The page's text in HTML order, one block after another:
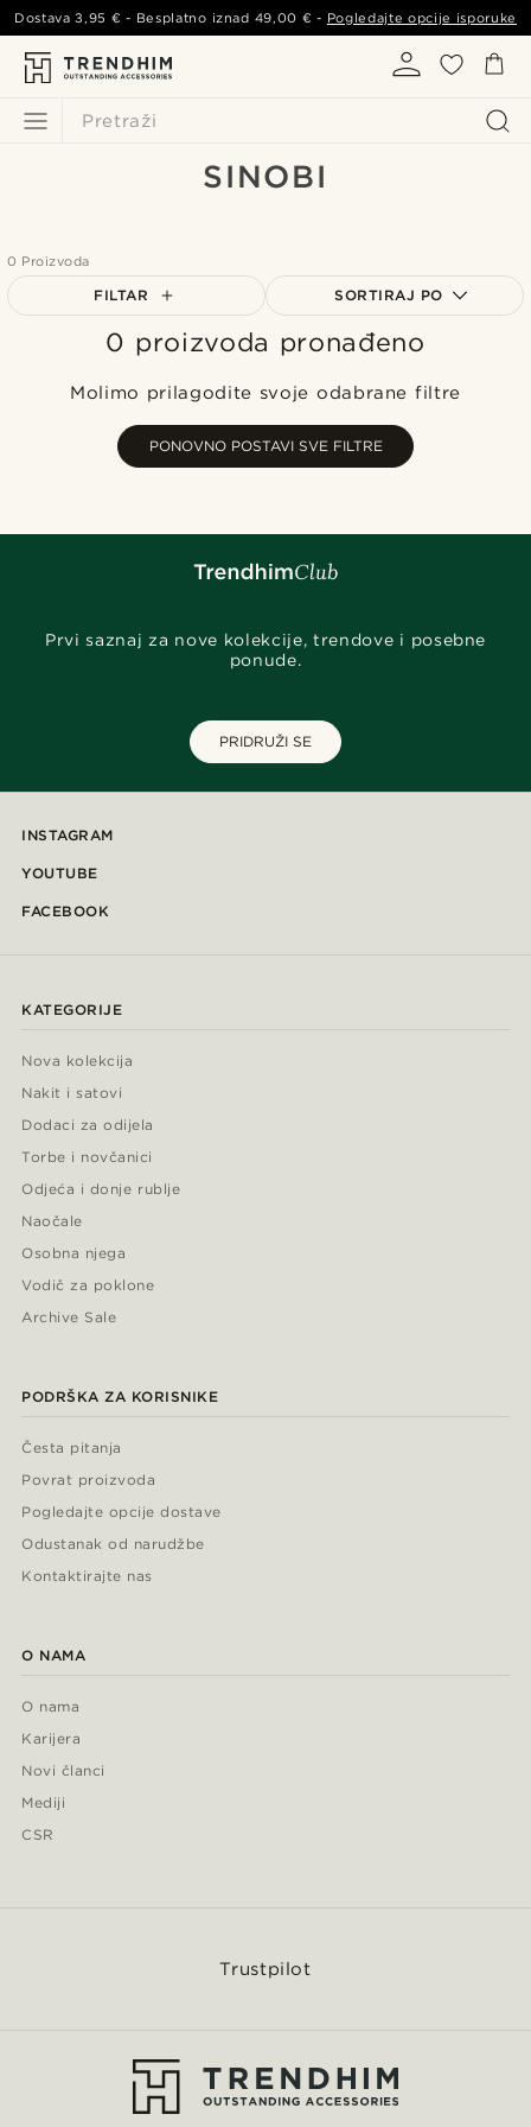
Pretraži
Dostava3,95 € - Besplatno iznad 49,00 € - Pogledajte opcije isporuke
SINOBI
0 Proizvoda
FILTAR SORTIRAJ PO
Najpopularnije
Najniža cijena
Najviša cijena
0 proizvoda pronađeno
Molimo prilagodite svoje odabrane filtre
PONOVNO POSTAVI SVE FILTRE
Prvi saznaj za nove kolekcije, trendove i posebne
ponude.
PRIDRUŽI SE
INSTAGRAM
YOUTUBE
FACEBOOK
KATEGORIJE
Nova kolekcija
Nakit i satovi
Dodaci za odijela
Torbe i novčanici
Odjeća i donje rublje
Naočale
Osobna njega
Vodič za poklone
Archive Sale
PODRŠKA ZA KORISNIKE
Česta pitanja
Povrat proizvoda
Pogledajte opcije dostave
Odustanak od narudžbe
Kontaktirajte nas
O NAMA
O nama
Karijera
Novi članci
Mediji
CSR
Trustpilot